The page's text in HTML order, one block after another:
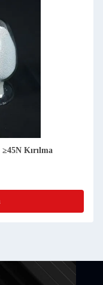
Kırılma